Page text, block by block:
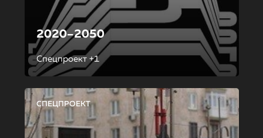
2020–2050
Спецпроект +1
СПЕЦПРОЕКТ